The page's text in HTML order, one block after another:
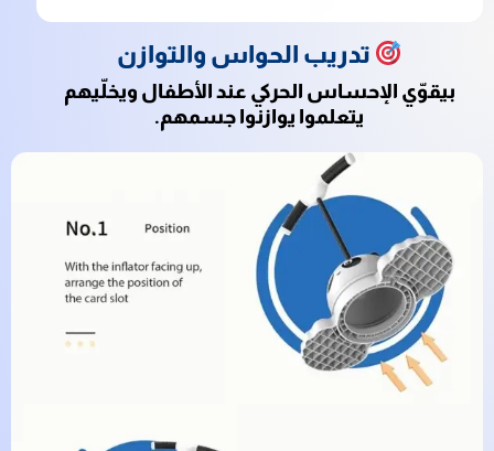
تدريب الحواس والتوازن
بيقوّي الإحساس الحركي عند الأطفال ويخلّيهم
يتعلموا يوازنوا جسمهم.